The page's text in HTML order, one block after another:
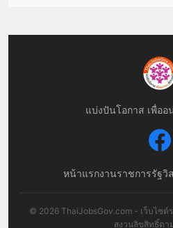
แบ่งปันโอกาส เพื่อ
หน้าแรกงานราชการรัฐวิ
© 2026 ThaiJobsGov.com - เว็บไซต์
สงวนลิขสิทธิ์ตา